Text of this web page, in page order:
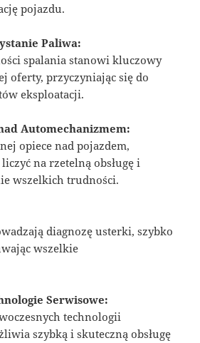
pojazdu.
Paliwa:
spalania stanowi kluczowy
oferty, przyczyniając się do
eksploatacji.
Automechanizmem:
opiece nad pojazdem,
na rzetelną obsługę i
wszelkich trudności.
diagnozę usterki, szybko
wszelkie
Serwisowe:
technologii
szybką i skuteczną obsługę